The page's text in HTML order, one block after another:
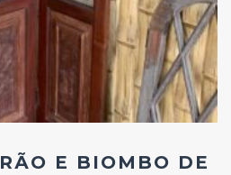
E BIOMBO DE